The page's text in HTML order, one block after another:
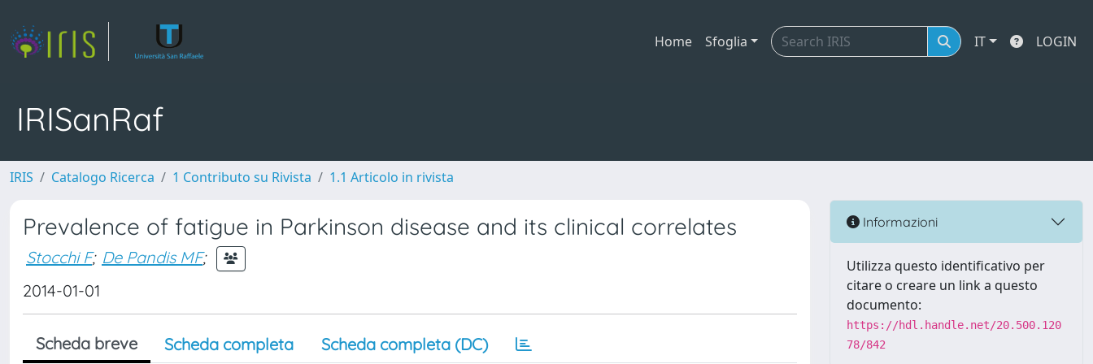
Home Sfoglia IT LOGIN
IRISanRaf
IRIS Catalogo Ricerca 1 Contributo su Rivista 1.1 Articolo in rivista
Prevalence of fatigue in Parkinson disease and its clinical correlates
Stocchi F; De Pandis MF;
2014-01-01
Scheda breve Scheda completa Scheda completa (DC)
Informazioni
Utilizza questo identificativo per
citare o creare un link a questo
documento:
https://hdl.handle.net/20.500.120
78/842